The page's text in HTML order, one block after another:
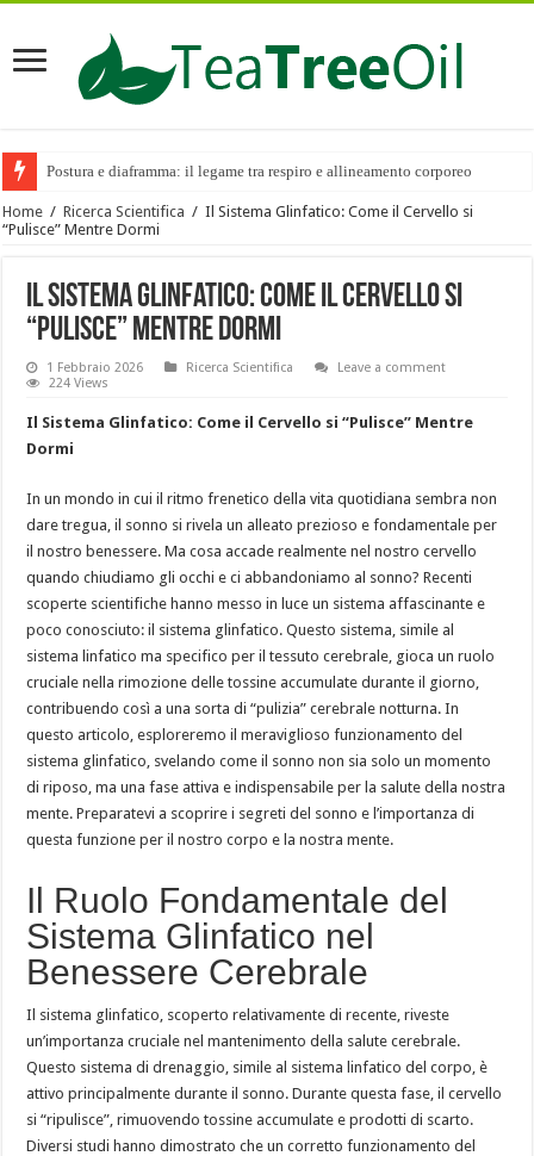
Postura e diaframma: il legame tra respiro e allineamento corporeo
Home / Ricerca Scientifica / Il Sistema Glinfatico: Come il Cervello si
“Pulisce” Mentre Dormi
Il Sistema Glinfatico: Come il Cervello si
“Pulisce” Mentre Dormi
1 Febbraio 2026 Ricerca Scientifica
Leave a comment
224 Views
Il Sistema Glinfatico: Come il Cervello si “Pulisce” Mentre
Dormi
In un mondo in cui il ritmo frenetico della vita quotidiana sembra non
dare tregua, il sonno si rivela un alleato prezioso e fondamentale per
il nostro benessere. Ma cosa accade realmente nel nostro cervello
quando chiudiamo gli occhi e ci abbandoniamo al sonno? Recenti
scoperte scientifiche hanno messo in luce un sistema affascinante e
poco conosciuto: il sistema glinfatico. Questo sistema, simile al
sistema linfatico ma specifico per il tessuto cerebrale, gioca un ruolo
cruciale nella rimozione delle tossine accumulate durante il giorno,
contribuendo così a una sorta di “pulizia” cerebrale notturna. In
questo articolo, esploreremo il meraviglioso funzionamento del
sistema glinfatico, svelando come il sonno non sia solo un momento
di riposo, ma una fase attiva e indispensabile per la salute della nostra
mente. Preparatevi a scoprire i segreti del sonno e l’importanza di
questa funzione per il nostro corpo e la nostra mente.
Il Ruolo Fondamentale del
Sistema Glinfatico nel
Benessere Cerebrale
Il sistema glinfatico, scoperto relativamente di recente, riveste
un’importanza cruciale nel mantenimento della salute cerebrale.
Questo sistema di drenaggio, simile al sistema linfatico del corpo, è
attivo principalmente durante il sonno. Durante questa fase, il cervello
si “ripulisce”, rimuovendo tossine accumulate e prodotti di scarto.
Diversi studi hanno dimostrato che un corretto funzionamento del